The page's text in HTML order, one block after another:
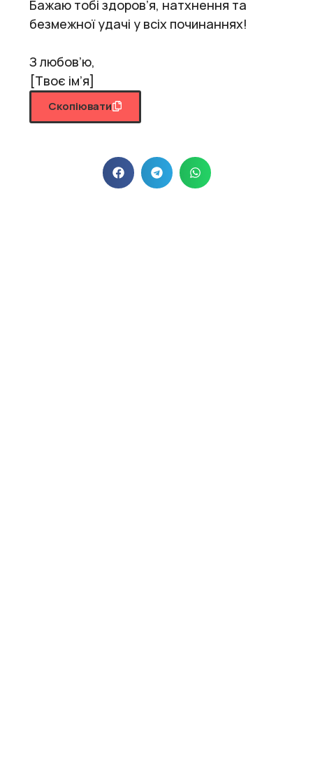
Бажаю тобі здоров’я, натхнення та
безмежної удачі у всіх починаннях!
З любов’ю,
[Твоє ім’я]
Скопіювати